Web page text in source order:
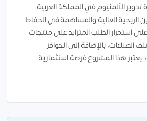
الألمنيوم في المملكة العربية
الربحية العالية والمساهمة في الحفاظ
استمرار الطلب المتزايد على منتجات
الصناعات، بالإضافة إلى الحوافز
يعتبر هذا المشروع فرصة استثمارية